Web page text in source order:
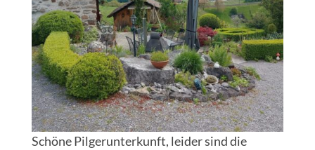
Schöne Pilgerunterkunft, leider sind die